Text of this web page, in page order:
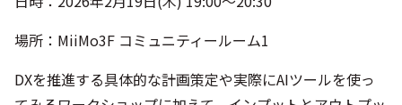
場所：MiiMo3F コミュニティールーム1
DXを推進する具体的な計画策定や実際にAIツールを使っ